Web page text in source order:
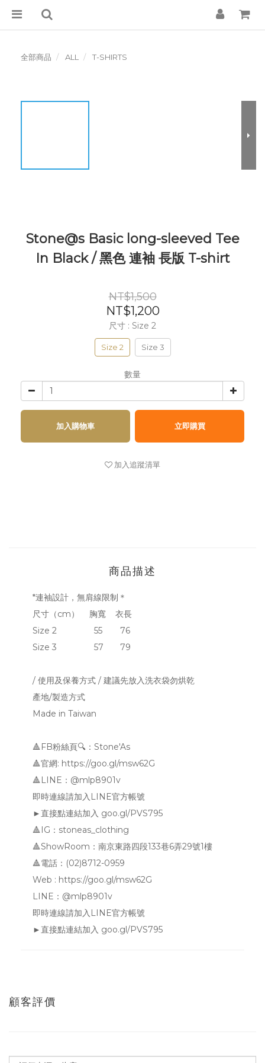
全部商品 ALL T-SHIRTS
Stone@s Basic long-sleeved Tee
In Black / 黑色 連袖 長版 T-shirt
NT$1,500
NT$1,200
尺寸 : Size 2
Size 2 Size 3
數量
加入購物車 立即購買
加入追蹤清單
商品描述
*連袖設計，無肩線限制＊
尺寸（cm）
胸寬
衣長
Size 2
55
76
Size 3
57 79
/ 使用及保養方式 / 建議先放入洗衣袋勿烘乾
產地/製造方式
Made in Taiwan
🔺FB粉絲頁🔍：Stone'As
🔺官網: https://goo.gl/msw62G
🔺LINE：@mlp8901v
即時連線請加入LINE官方帳號
►直接點連結加入 goo.gl/PVS795
🔺IG：stoneas_clothing
🔺ShowRoom：南京東路四段133巷6弄29號1樓
🔺電話：(02)8712-0959
Web : https://goo.gl/msw62G
LINE：@mlp8901v
即時連線請加入LINE官方帳號
►直接點連結加入 goo.gl/PVS795
顧客評價